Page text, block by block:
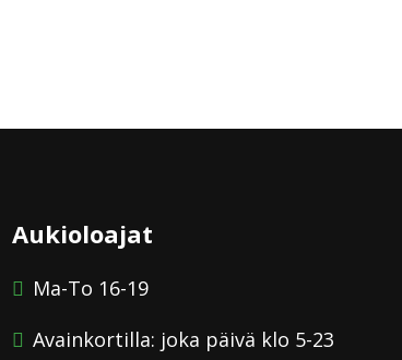
Aukioloajat
Ma-To 16-19
Avainkortilla: joka päivä klo 5-23